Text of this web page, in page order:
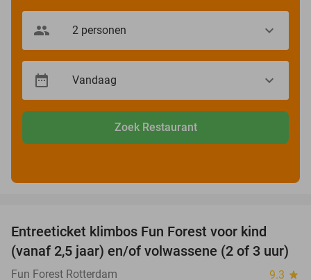
Zoek Restaurant
Entreeticket klimbos Fun Forest voor kind
(vanaf 2,5 jaar) en/of volwassene (2 of 3 uur)
Fun Forest Rotterdam 9.3 star